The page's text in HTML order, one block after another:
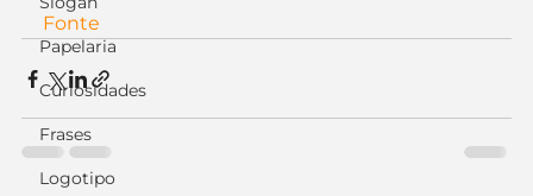
Papelaria
Curiosidades
Frases
Logotipo
Fonte